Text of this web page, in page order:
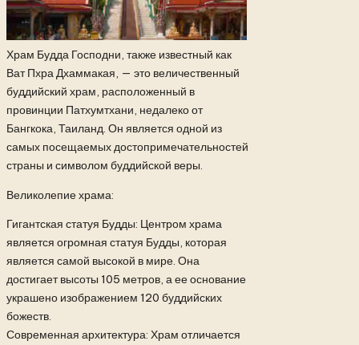
Храм Будда Господни, также известный как
Ват Пхра Дхаммакая, — это величественный
буддийский храм, расположенный в
провинции Патхумтхани, недалеко от
Бангкока, Таиланд. Он является одной из
самых посещаемых достопримечательностей
страны и символом буддийской веры.
Великолепие храма:
Гигантская статуя Будды: Центром храма
является огромная статуя Будды, которая
является самой высокой в мире. Она
достигает высоты 105 метров, а ее основание
украшено изображением 120 буддийских
божеств.
Современная архитектура: Храм отличается